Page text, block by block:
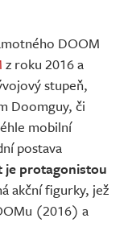
DOOM
z roku 2016 a
stupeň,
Doomguy, či
mobilní
postava
je protagonistou
akční figurky, jež
(2016) a